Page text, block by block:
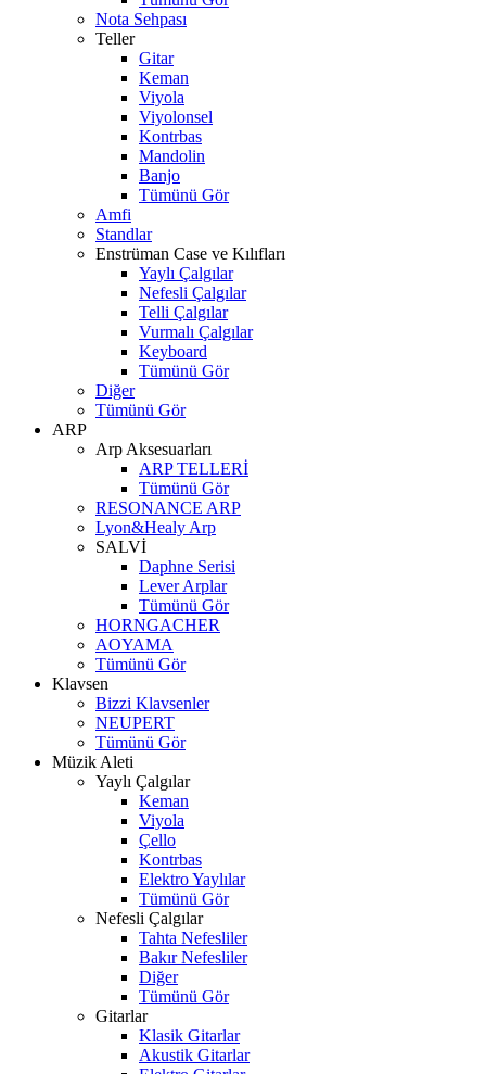
Nota Sehpası
Teller
Gitar
Keman
Viyola
Viyolonsel
Kontrbas
Mandolin
Banjo
Tümünü Gör
Amfi
Standlar
Enstrüman Case ve Kılıfları
Yaylı Çalgılar
Nefesli Çalgılar
Telli Çalgılar
Vurmalı Çalgılar
Keyboard
Tümünü Gör
Diğer
Tümünü Gör
ARP
Arp Aksesuarları
ARP TELLERİ
Tümünü Gör
RESONANCE ARP
Lyon&Healy Arp
SALVİ
Daphne Serisi
Lever Arplar
Tümünü Gör
HORNGACHER
AOYAMA
Tümünü Gör
Klavsen
Bizzi Klavsenler
NEUPERT
Tümünü Gör
Müzik Aleti
Yaylı Çalgılar
Keman
Viyola
Çello
Kontrbas
Elektro Yaylılar
Tümünü Gör
Nefesli Çalgılar
Tahta Nefesliler
Bakır Nefesliler
Diğer
Tümünü Gör
Gitarlar
Klasik Gitarlar
Akustik Gitarlar